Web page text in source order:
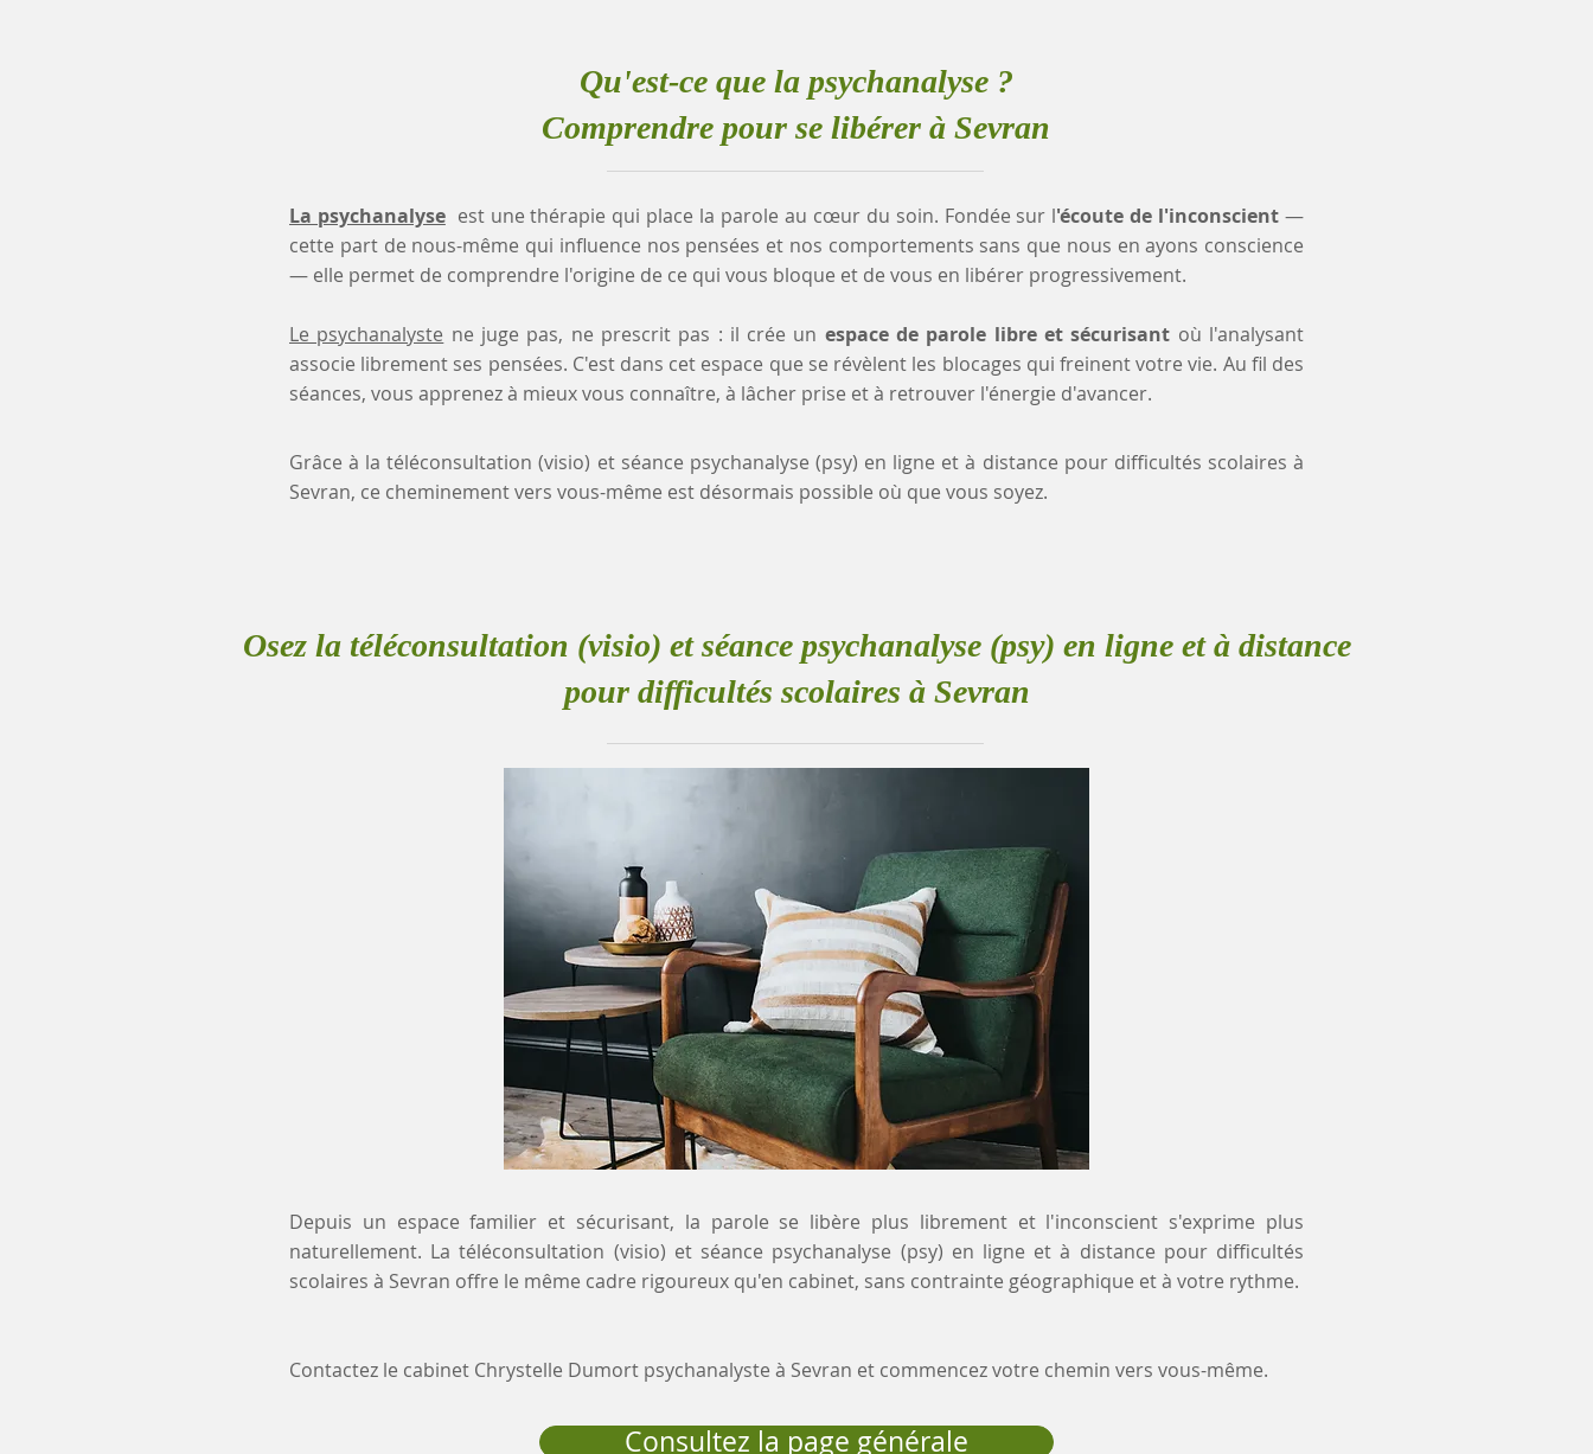
Qu'est-ce que la psychanalyse ?
Comprendre pour se libérer à Sevran
La psychanalyse est une thérapie qui place la parole au cœur du soin. Fondée sur l'écoute de l'inconscient—
cette part de nous-même qui influence nos pensées et nos comportements sans que nous en ayons conscience
— elle permet de comprendre l'origine de ce qui vous bloque et de vous en libérer progressivement.
Le psychanalyste ne juge pas, ne prescrit pas : il crée un espace de parole libre et sécurisant où l'analysant
associe librement ses pensées. C'est dans cet espace que se révèlent les blocages qui freinent votre vie. Au fil des
séances, vous apprenez à mieux vous connaître, à lâcher prise et à retrouver l'énergie d'avancer.
Grâce à la téléconsultation (visio) et séance psychanalyse (psy) en ligne et à distance pour difficultés scolaires à
Sevran, ce cheminement vers vous-même est désormais possible où que vous soyez.
Osez la téléconsultation (visio) et séance psychanalyse (psy) en ligne et à distance
pour difficultés scolaires à Sevran
Depuis un espace familier et sécurisant, la parole se libère plus librement et l'inconscient s'exprime plus
naturellement. La téléconsultation (visio) et séance psychanalyse (psy) en ligne et à distance pour difficultés
scolaires à Sevran offre le même cadre rigoureux qu'en cabinet, sans contrainte géographique et à votre rythme.
Contactez le cabinet Chrystelle Dumort psychanalyste à Sevran et commencez votre chemin vers vous-même.
Consultez la page générale